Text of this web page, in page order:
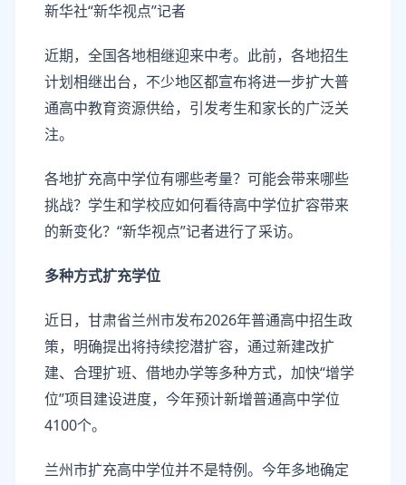
新华社“新华视点”记者
近期，全国各地相继迎来中考。此前，各地招生
计划相继出台，不少地区都宣布将进一步扩大普
通高中教育资源供给，引发考生和家长的广泛关
注。
各地扩充高中学位有哪些考量？可能会带来哪些
挑战？学生和学校应如何看待高中学位扩容带来
的新变化？“新华视点”记者进行了采访。
多种方式扩充学位
近日，甘肃省兰州市发布2026年普通高中招生政
策，明确提出将持续挖潜扩容，通过新建改扩
建、合理扩班、借地办学等多种方式，加快“增学
位”项目建设进度，今年预计新增普通高中学位
4100个。
兰州市扩充高中学位并不是特例。今年多地确定